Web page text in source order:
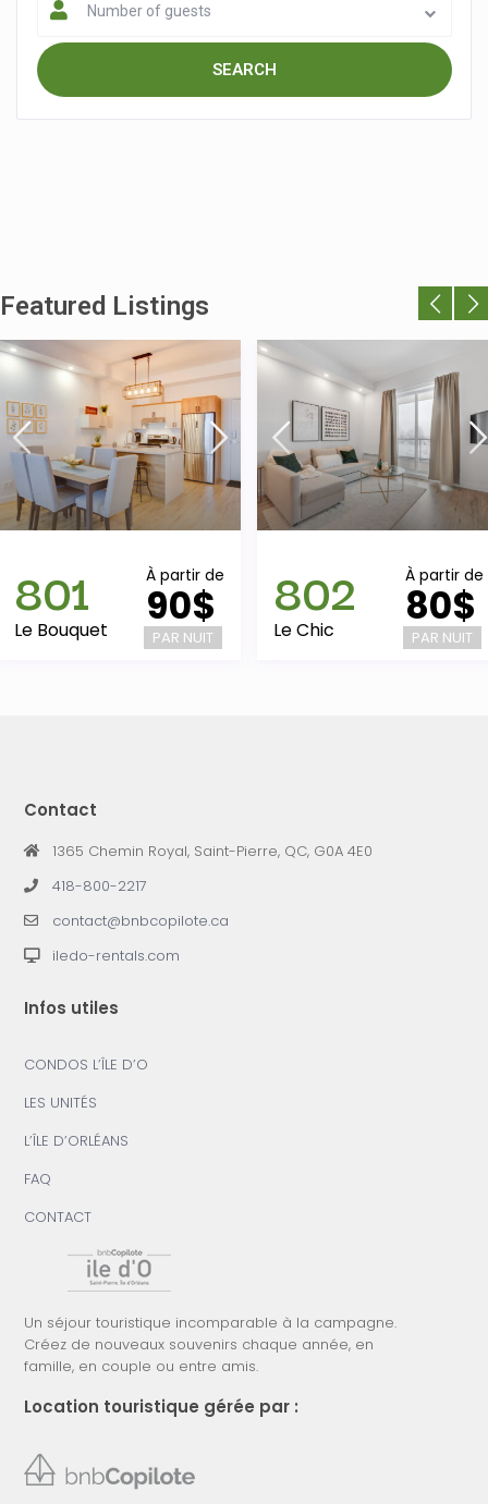
Number of guests
Featured Listings
À partir de
90$
PAR NUIT
801
Le Bouquet
À partir de
80$
PAR NUIT
802
Le Chic
Contact
1365 Chemin Royal, Saint-Pierre, QC, G0A 4E0
418-800-2217
contact@bnbcopilote.ca
iledo-rentals.com
Infos utiles
CONDOS L’ÎLE D’O
LES UNITÉS
L’ÎLE D’ORLÉANS
FAQ
CONTACT
Un séjour touristique incomparable à la campagne.
Créez de nouveaux souvenirs chaque année, en
famille, en couple ou entre amis.
Location touristique gérée par :